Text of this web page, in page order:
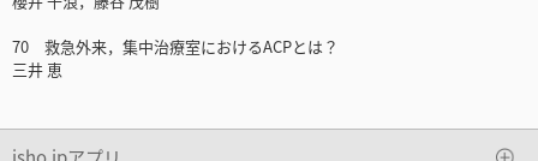
70 救急外来，集中治療室におけるACPとは？
三井 恵